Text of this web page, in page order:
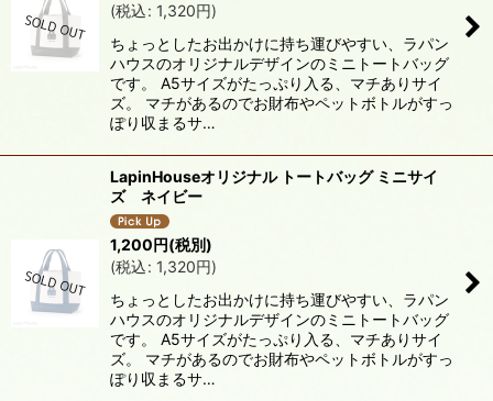
(税込: 1,320円)
ちょっとしたお出かけに持ち運びやすい、ラパン
ハウスのオリジナルデザインのミニトートバッグ
です。 A5サイズがたっぷり入る、マチありサイ
ズ。 マチがあるのでお財布やペットボトルがすっ
ぽり収まるサ…
LapinHouseオリジナル トートバッグ ミニサイ
ズ ネイビー
1,200円(税別)
(税込: 1,320円)
ちょっとしたお出かけに持ち運びやすい、ラパン
ハウスのオリジナルデザインのミニトートバッグ
です。 A5サイズがたっぷり入る、マチありサイ
ズ。 マチがあるのでお財布やペットボトルがすっ
ぽり収まるサ…